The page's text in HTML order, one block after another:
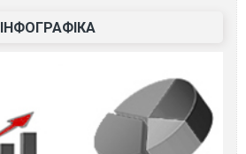
ІНФОГРАФІКА